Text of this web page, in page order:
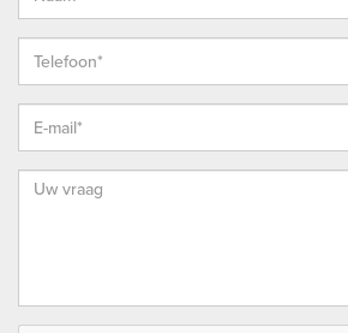
HOEKSCHE WAARD
De Hoeksche Waard is een eiland ten
met een oppervlakte van 27.420
inwoners en is sinds 2019
gemeente. Door de status van